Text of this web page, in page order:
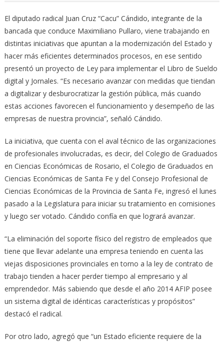
El diputado radical Juan Cruz “Cacu” Cándido, integrante de la
bancada que conduce Maximiliano Pullaro, viene trabajando en
distintas iniciativas que apuntan a la modernización del Estado y
hacer más eficientes determinados procesos, en ese sentido
presentó un proyecto de Ley para implementar el Libro de Sueldo
digital y Jornales. “Es necesario avanzar con medidas que tiendan
a digitalizar y desburocratizar la gestión pública, más cuando
estas acciones favorecen el funcionamiento y desempeño de las
empresas de nuestra provincia”, señaló Cándido.
La iniciativa, que cuenta con el aval técnico de las organizaciones
de profesionales involucradas, es decir, del Colegio de Graduados
en Ciencias Económicas de Rosario, el Colegio de Graduados en
Ciencias Económicas de Santa Fe y del Consejo Profesional de
Ciencias Económicas de la Provincia de Santa Fe, ingresó el lunes
pasado a la Legislatura para iniciar su tratamiento en comisiones
y luego ser votado. Cándido confía en que logrará avanzar.
“La eliminación del soporte físico del registro de empleados que
tiene que llevar adelante una empresa teniendo en cuenta las
viejas disposiciones provinciales en torno a la ley de contrato de
trabajo tienden a hacer perder tiempo al empresario y al
emprendedor. Más sabiendo que desde el año 2014 AFIP posee
un sistema digital de idénticas características y propósitos”
destacó el radical.
Por otro lado, agregó que “un Estado eficiente requiere de la